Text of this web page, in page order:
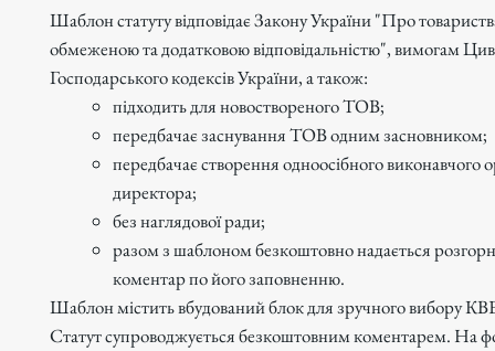
Шаблон статуту відповідає Закону України "Про
обмеженою та додатковою відповідальністю", вимогам
Господарського кодексів України, а також:
підходить для новоствореного ТОВ;
передбачає заснування ТОВ одним засновником;
передбачає створення одноосібного виконавчого
директора;
без наглядової ради;
разом з шаблоном безкоштовно надається
коментар по його заповненню.
Шаблон містить вбудований блок для зручного вибору
Статут супроводжується безкоштовним коментарем. На